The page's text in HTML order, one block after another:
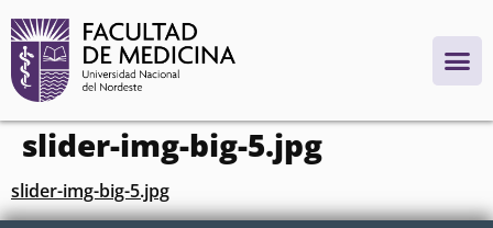
contenido
slider-img-big-5.jpg
slider-img-big-5.jpg